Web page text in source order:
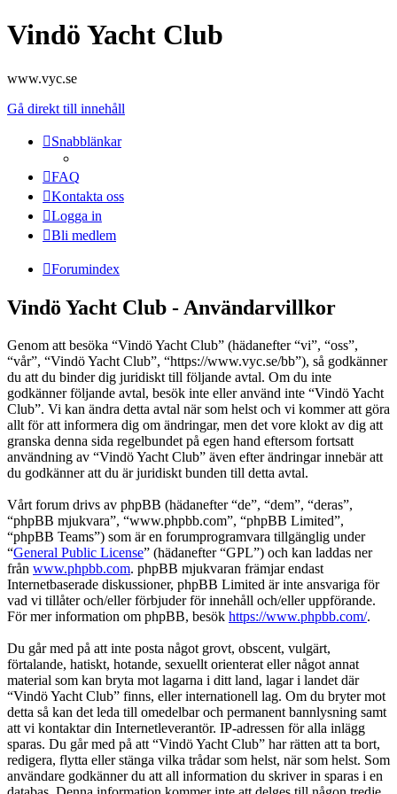
Vindö Yacht Club
www.vyc.se
Gå direkt till innehåll
Snabblänkar
FAQ
Kontakta oss
Logga in
Bli medlem
Forumindex
Vindö Yacht Club - Användarvillkor
Genom att besöka “Vindö Yacht Club” (hädanefter “vi”, “oss”,
“vår”, “Vindö Yacht Club”, “https://www.vyc.se/bb”), så godkänner
du att du binder dig juridiskt till följande avtal. Om du inte
godkänner följande avtal, besök inte eller använd inte “Vindö Yacht
Club”. Vi kan ändra detta avtal när som helst och vi kommer att göra
allt för att informera dig om ändringar, men det vore klokt av dig att
granska denna sida regelbundet på egen hand eftersom fortsatt
användning av “Vindö Yacht Club” även efter ändringar innebär att
du godkänner att du är juridiskt bunden till detta avtal.
Vårt forum drivs av phpBB (hädanefter “de”, “dem”, “deras”,
“phpBB mjukvara”, “www.phpbb.com”, “phpBB Limited”,
“phpBB Teams”) som är en forumprogramvara tillgänglig under
“General Public License” (hädanefter “GPL”) och kan laddas ner
från www.phpbb.com. phpBB mjukvaran främjar endast
Internetbaserade diskussioner, phpBB Limited är inte ansvariga för
vad vi tillåter och/eller förbjuder för innehåll och/eller uppförande.
För mer information om phpBB, besök https://www.phpbb.com/.
Du går med på att inte posta något grovt, obscent, vulgärt,
förtalande, hatiskt, hotande, sexuellt orienterat eller något annat
material som kan bryta mot lagarna i ditt land, lagar i landet där
“Vindö Yacht Club” finns, eller internationell lag. Om du bryter mot
detta så kan det leda till omedelbar och permanent bannlysning samt
att vi kontaktar din Internetleverantör. IP-adressen för alla inlägg
sparas. Du går med på att “Vindö Yacht Club” har rätten att ta bort,
redigera, flytta eller stänga vilka trådar som helst, när som helst. Som
användare godkänner du att all information du skriver in sparas i en